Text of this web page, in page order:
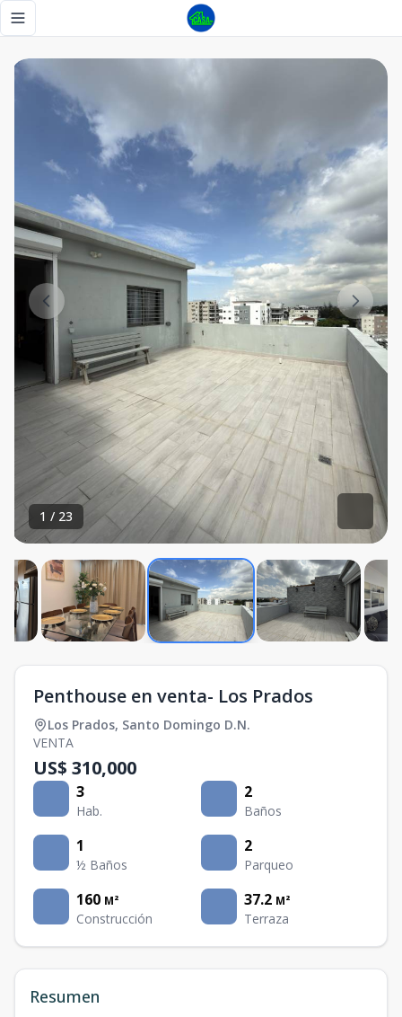
Toggle navigation menu
1 / 23
Penthouse en venta- Los Prados
Los Prados, Santo Domingo D.N.
VENTA
US$ 310,000
3
Hab.
2
Baños
1
½ Baños
2
Parqueo
160 M²
Construcción
37.2 M²
Terraza
Resumen
Penthouse en venta- Los Prados - Tu Casa RD